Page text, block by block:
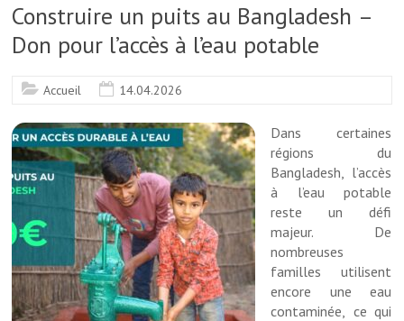
Construire un puits au Bangladesh –
Don pour l’accès à l’eau potable
Accueil 14.04.2026
Dans certaines
régions du
Bangladesh, l’accès
à l’eau potable
reste un défi
majeur. De
nombreuses
familles utilisent
encore une eau
contaminée, ce qui